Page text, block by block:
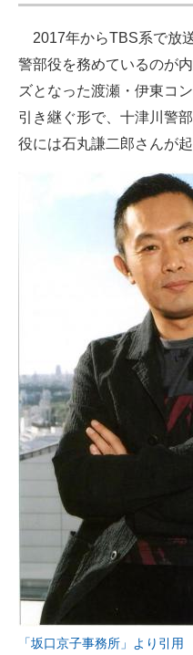
2017年からTBS系で放
警部役を務めているのが
ズとなった渡瀬・伊東コ
引き継ぐ形で、十津川警
役には石丸謙二郎さんが起
「坂口京子事務所」より引用